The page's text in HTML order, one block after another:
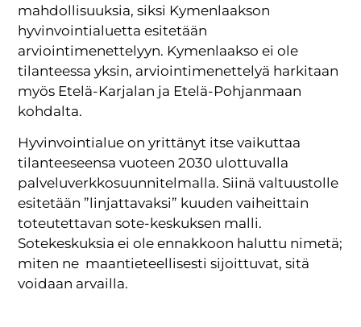
mahdollisuuksia, siksi Kymenlaakson
hyvinvointialuetta esitetään
arviointimenettelyyn. Kymenlaakso ei ole
tilanteessa yksin, arviointimenettelyä harkitaan
myös Etelä-Karjalan ja Etelä-Pohjanmaan
kohdalta.
Hyvinvointialue on yrittänyt itse vaikuttaa
tilanteeseensa vuoteen 2030 ulottuvalla
palveluverkkosuunnitelmalla. Siinä valtuustolle
esitetään ”linjattavaksi” kuuden vaiheittain
toteutettavan sote-keskuksen malli.
Sotekeskuksia ei ole ennakkoon haluttu nimetä;
miten ne maantieteellisesti sijoittuvat, sitä
voidaan arvailla.